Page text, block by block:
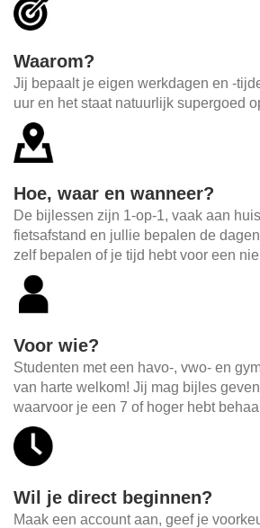
Waarom?
Jij bepaalt je eigen werkdagen en -
uur en het staat natuurlijk supergoed
Hoe, waar en wanneer?
De bijlessen zijn 1-op-1, vaak aan
fietsafstand en jullie bepalen de
zelf bepalen of je tijd hebt voor een
Voor wie?
Studenten met een havo-, vwo- en
van harte welkom! Jij mag bijles
waarvoor je een 7 of hoger hebt
Wil je direct beginnen?
Maak een account aan, geef je